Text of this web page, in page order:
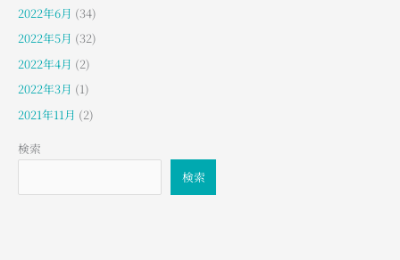
2022年6月 (34)
2022年5月 (32)
2022年4月 (2)
2022年3月 (1)
2021年11月 (2)
検索
検索